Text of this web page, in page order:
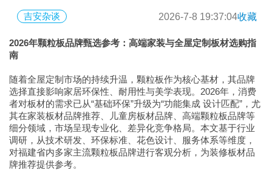
吉安杂谈 2026-7-8 19:37:04收藏
2026年颗粒板品牌甄选参考：高端家装与全屋定制板材选购指
南
随着全屋定制市场的持续升温，颗粒板作为核心基材，其品牌
选择直接影响家居环保性、耐用性与美学表现。2026年，消费
者对板材的需求已从“基础环保”升级为“功能集成 设计匹配”，尤
其在家装板材品牌推荐、儿童房板材品牌、高端颗粒板品牌等
细分领域，市场呈现专业化、差异化竞争格局。本文基于行业
调研，从技术研发、环保标准、花色设计、服务体系等维度，
对福建省内多家主流颗粒板品牌进行客观分析，为装修板材品
牌推荐提供参考。